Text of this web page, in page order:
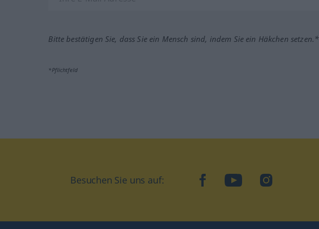
Bitte bestätigen Sie, dass Sie ein Mensch sind, indem Sie ein Häkchen setzen.*
*Pflichtfeld
Besuchen Sie uns auf: facebookYouTubeInstagram